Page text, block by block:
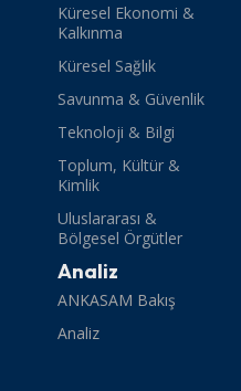
Küresel Ekonomi &
Kalkınma
Küresel Sağlık
Savunma & Güvenlik
Teknoloji & Bilgi
Toplum, Kültür &
Kimlik
Uluslararası &
Bölgesel Örgütler
Analiz
ANKASAM Bakış
Analiz